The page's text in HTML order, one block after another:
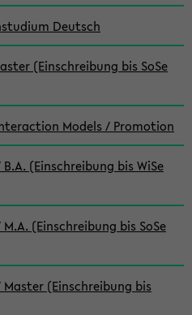
Deutsch
(Einschreibung bis SoSe
Models / Promotion
(Einschreibung bis WiSe
(Einschreibung bis SoSe
(Einschreibung bis